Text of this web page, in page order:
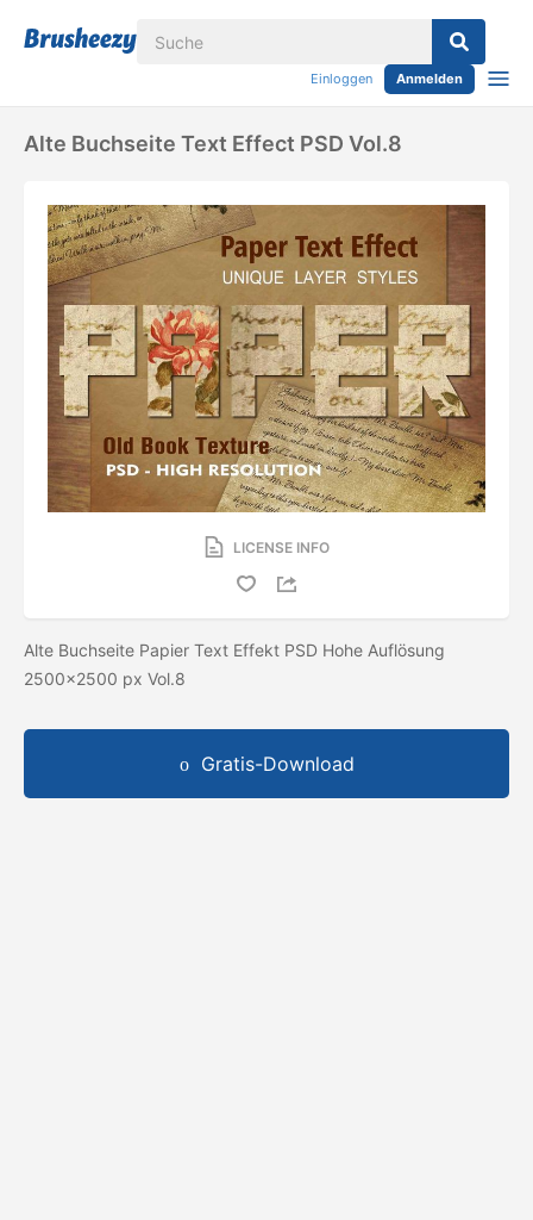
Einloggen Anmelden
Alte Buchseite Text Effect PSD Vol.8
LICENSE INFO
Alte Buchseite Papier Text Effekt PSD Hohe Auflösung
2500x2500 px Vol.8
Gratis-Download